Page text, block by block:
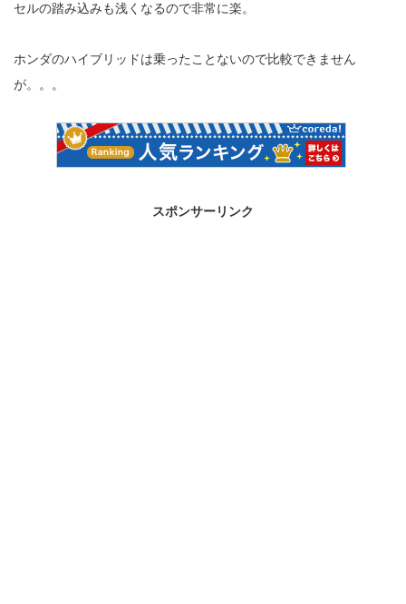
セルの踏み込みも浅くなるので非常に楽。
ホンダのハイブリッドは乗ったことないので比較できません
が。。。
スポンサーリンク